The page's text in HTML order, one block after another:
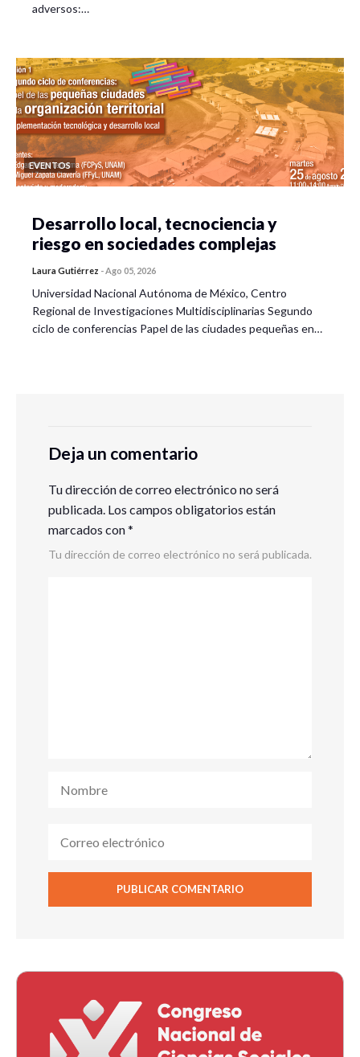
adversos:…
EVENTOS
Desarrollo local, tecnociencia y
riesgo en sociedades complejas
Laura Gutiérrez -Ago 05, 2026
Universidad Nacional Autónoma de México, Centro
Regional de Investigaciones Multidisciplinarias Segundo
ciclo de conferencias Papel de las ciudades pequeñas en…
Deja un comentario
Tu dirección de correo electrónico no será
publicada. Los campos obligatorios están
marcados con*
Tu dirección de correo electrónico no será publicada.